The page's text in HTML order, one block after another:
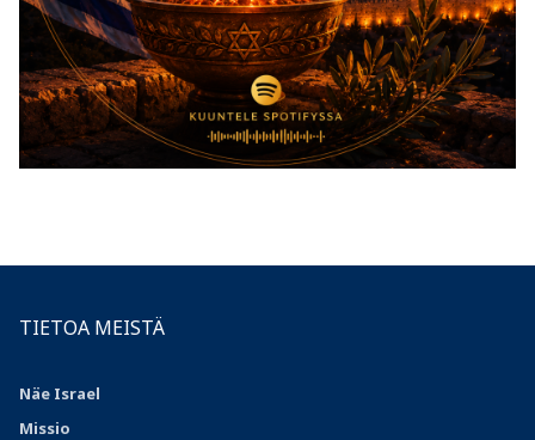
TIETOA MEISTÄ
Näe Israel
Missio